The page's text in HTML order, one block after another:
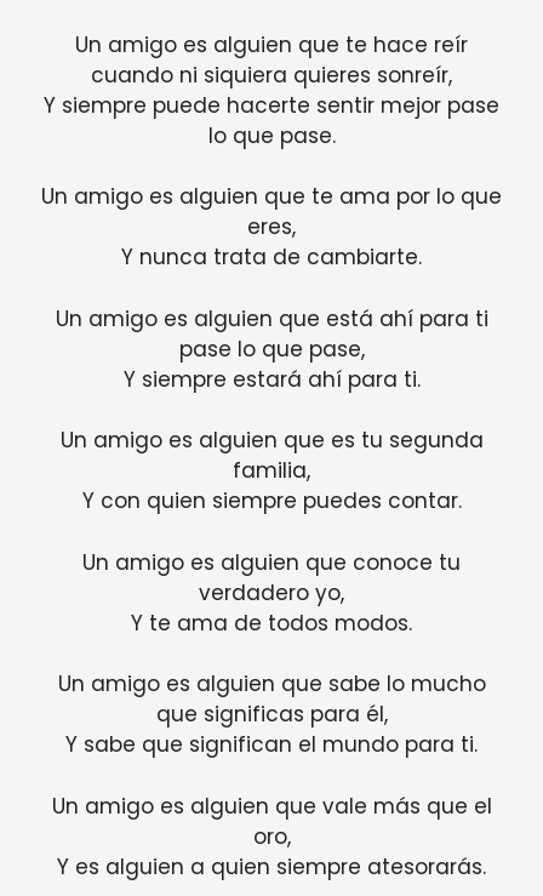
Un amigo es alguien que te hace reír
cuando ni siquiera quieres sonreír,
Y siempre puede hacerte sentir mejor pase
lo que pase.
Un amigo es alguien que te ama por lo que
eres,
Y nunca trata de cambiarte.
Un amigo es alguien que está ahí para ti
pase lo que pase,
Y siempre estará ahí para ti.
Un amigo es alguien que es tu segunda
familia,
Y con quien siempre puedes contar.
Un amigo es alguien que conoce tu
verdadero yo,
Y te ama de todos modos.
Un amigo es alguien que sabe lo mucho
que significas para él,
Y sabe que significan el mundo para ti.
Un amigo es alguien que vale más que el
oro,
Y es alguien a quien siempre atesorarás.